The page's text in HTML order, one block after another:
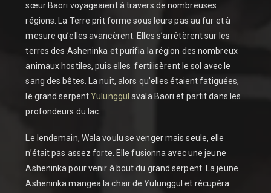
sœur Baori voyageaient à travers de nombreuses
régions. La Terre prit forme sous leurs pas au fur et à
mesure qu’elles avancèrent. Elles s’arrêtèrent sur les
terres des Asheninka et purifia la région des nombreux
animaux hostiles, puis elles fertilisèrent le sol avec le
sang des bêtes. La nuit, alors qu’elles étaient fatiguées,
le grand serpentYulunggul avala Baori et partit dans les
profondeurs du lac.
Le lendemain, Wala voulu se venger mais seule, elle
n’était pas assez forte. Elle fusionna avec une jeune
Asheninka pour venir à bout du grand serpent. La jeune
Asheninka mangea la chair de Yulunggul et récupéra